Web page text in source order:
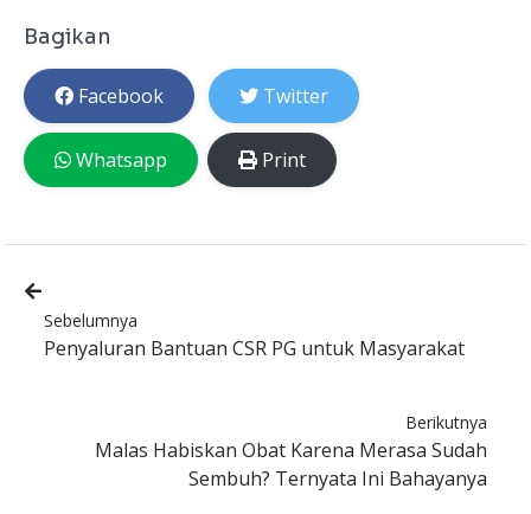
Bagikan
Facebook Twitter
Whatsapp Print
Sebelumnya
Penyaluran Bantuan CSR PG untuk Masyarakat
Berikutnya
Malas Habiskan Obat Karena Merasa Sudah
Sembuh? Ternyata Ini Bahayanya